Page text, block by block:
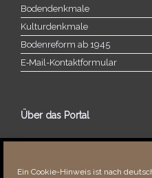
Ein Cookie-Hinweis ist nach
Bodendenkmale
Kulturdenkmale
Bodenreform ab 1945
E‑Mail-​​Kontaktformular
Über das Portal
Über dieses Portal